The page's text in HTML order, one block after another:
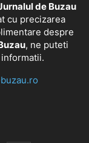
de Buzau
cu precizarea
despre
, ne puteti